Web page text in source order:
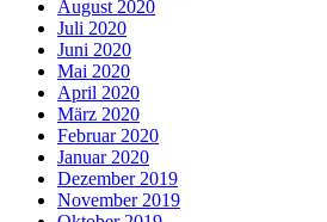
August 2020
Juli 2020
Juni 2020
Mai 2020
April 2020
März 2020
Februar 2020
Januar 2020
Dezember 2019
November 2019